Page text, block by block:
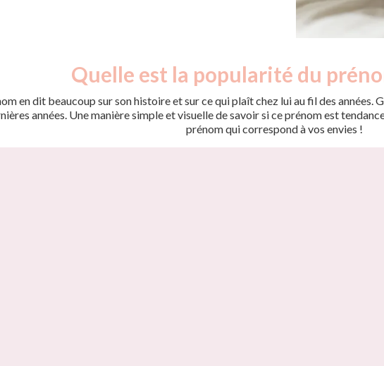
Quelle est la popularité du
en dit beaucoup sur son histoire et sur ce qui plaît chez lui au fil des
années. Une manière simple et visuelle de savoir si ce prénom est
prénom qui correspond à vos envies !